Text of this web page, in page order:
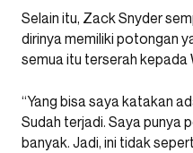
Selain itu, Zack Snyder
dirinya memiliki potongan
semua itu terserah kepada
“Yang bisa saya katakan
Sudah terjadi. Saya punya
banyak. Jadi, ini tidak